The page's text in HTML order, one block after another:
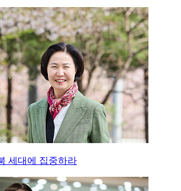
세대에 집중하라